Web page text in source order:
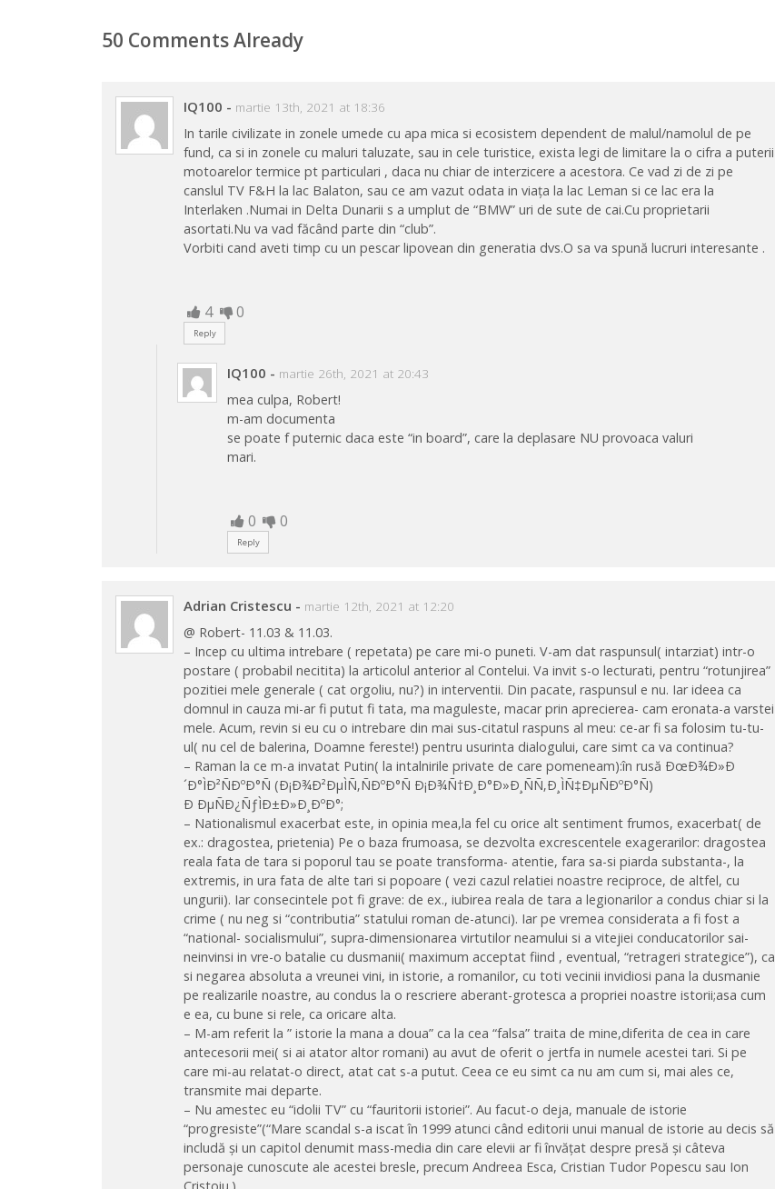
50 Comments Already
IQ100 - martie 13th, 2021 at 18:36
In tarile civilizate in zonele umede cu apa mica si ecosistem dependent de malul/namolul de pe
fund, ca si in zonele cu maluri taluzate, sau in cele turistice, exista legi de limitare la o cifra a puterii
motoarelor termice pt particulari , daca nu chiar de interzicere a acestora. Ce vad zi de zi pe
canslul TV F&H la lac Balaton, sau ce am vazut odata in viața la lac Leman si ce lac era la
Interlaken .Numai in Delta Dunarii s a umplut de “BMW” uri de sute de cai.Cu proprietarii
asortati.Nu va vad făcând parte din “club”.
Vorbiti cand aveti timp cu un pescar lipovean din generatia dvs.O sa va spună lucruri interesante .
4 0
Reply
IQ100 - martie 26th, 2021 at 20:43
mea culpa, Robert!
m-am documenta
se poate f puternic daca este “in board”, care la deplasare NU provoaca valuri
mari.
0 0
Reply
Adrian Cristescu - martie 12th, 2021 at 12:20
@ Robert- 11.03 & 11.03.
– Incep cu ultima intrebare ( repetata) pe care mi-o puneti. V-am dat raspunsul( intarziat) intr-o
postare ( probabil necitita) la articolul anterior al Contelui. Va invit s-o lecturati, pentru “rotunjirea”
pozitiei mele generale ( cat orgoliu, nu?) in interventii. Din pacate, raspunsul e nu. Iar ideea ca
domnul in cauza mi-ar fi putut fi tata, ma maguleste, macar prin aprecierea- cam eronata-a varstei
mele. Acum, revin si eu cu o intrebare din mai sus-citatul raspuns al meu: ce-ar fi sa folosim tu-tu-
ul( nu cel de balerina, Doamne fereste!) pentru usurinta dialogului, care simt ca va continua?
– Raman la ce m-a invatat Putin( la intalnirile private de care pomeneam):în rusă ÐœÐ¾Ð»Ð
´Ð°ÌÐ²ÑÐºÐ°Ñ (Ð¡Ð¾Ð²ÐµÌÑ‚ÑÐºÐ°Ñ Ð¡Ð¾Ñ†Ð¸Ð°Ð»Ð¸ÑÑ‚Ð¸ÌÑ‡ÐµÑÐºÐ°Ñ)
Ð ÐµÑÐ¿ÑƒÌÐ±Ð»Ð¸ÐºÐ°;
– Nationalismul exacerbat este, in opinia mea,la fel cu orice alt sentiment frumos, exacerbat( de
ex.: dragostea, prietenia) Pe o baza frumoasa, se dezvolta excrescentele exagerarilor: dragostea
reala fata de tara si poporul tau se poate transforma- atentie, fara sa-si piarda substanta-, la
extremis, in ura fata de alte tari si popoare ( vezi cazul relatiei noastre reciproce, de altfel, cu
ungurii). Iar consecintele pot fi grave: de ex., iubirea reala de tara a legionarilor a condus chiar si la
crime ( nu neg si “contributia” statului roman de-atunci). Iar pe vremea considerata a fi fost a
“national- socialismului”, supra-dimensionarea virtutilor neamului si a vitejiei conducatorilor sai-
neinvinsi in vre-o batalie cu dusmanii( maximum acceptat fiind , eventual, “retrageri strategice”), ca
si negarea absoluta a vreunei vini, in istorie, a romanilor, cu toti vecinii invidiosi pana la dusmanie
pe realizarile noastre, au condus la o rescriere aberant-grotesca a propriei noastre istorii;asa cum
e ea, cu bune si rele, ca oricare alta.
– M-am referit la ” istorie la mana a doua” ca la cea “falsa” traita de mine,diferita de cea in care
antecesorii mei( si ai atator altor romani) au avut de oferit o jertfa in numele acestei tari. Si pe
care mi-au relatat-o direct, atat cat s-a putut. Ceea ce eu simt ca nu am cum si, mai ales ce,
transmite mai departe.
– Nu amestec eu “idolii TV” cu “fauritorii istoriei”. Au facut-o deja, manuale de istorie
“progresiste”(“Mare scandal s-a iscat în 1999 atunci când editorii unui manual de istorie au decis să
includă și un capitol denumit mass-media din care elevii ar fi învățat despre presă și câteva
personaje cunoscute ale acestei bresle, precum Andreea Esca, Cristian Tudor Popescu sau Ion